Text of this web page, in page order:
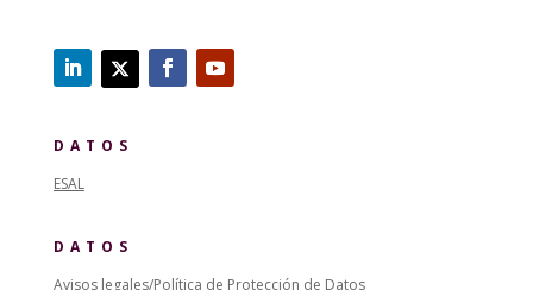
DATOS
ESAL
DATOS
Avisos legales/Política de Protección de Datos